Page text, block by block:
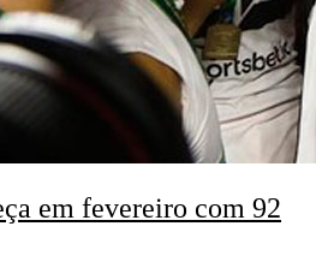
em fevereiro com 92